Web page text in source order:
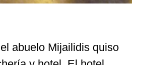
abuelo Mijailidis quiso